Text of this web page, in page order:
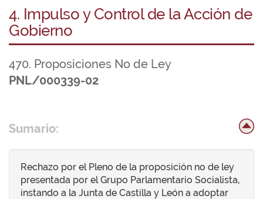
4. Impulso y Control de la Acción de
Gobierno
470. Proposiciones No de Ley
PNL/000339-02
Sumario:
Rechazo por el Pleno de la proposición no de ley
presentada por el Grupo Parlamentario Socialista,
instando a la Junta de Castilla y León a adoptar